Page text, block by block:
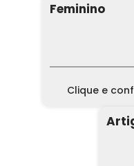
Feminino
Clique e